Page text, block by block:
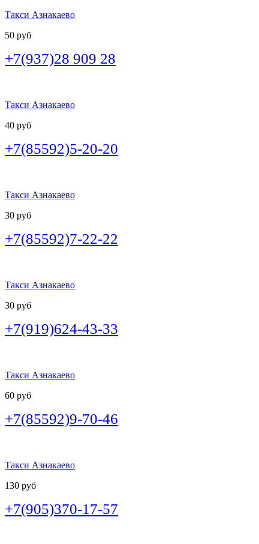
Такси Азнакаево
50 руб
+7(937)28 909 28
Такси Азнакаево
40 руб
+7(85592)5-20-20
Такси Азнакаево
30 руб
+7(85592)7-22-22
Такси Азнакаево
30 руб
+7(919)624-43-33
Такси Азнакаево
60 руб
+7(85592)9-70-46
Такси Азнакаево
130 руб
+7(905)370-17-57